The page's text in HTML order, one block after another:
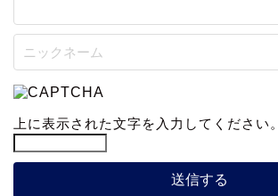
上に表示された文字を入力してください。